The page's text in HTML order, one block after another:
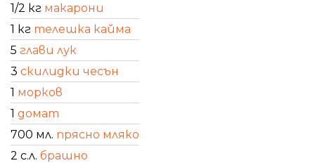
1/2 кг макарони
1 кг телешка кайма
5 глави лук
3 скилидки чесън
1 морков
1 домат
700 мл. прясно мляко
2 с.л. брашно